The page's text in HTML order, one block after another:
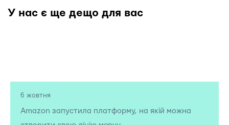
У нас є ще дещо для вас
6 жовтня
Amazon запустила платформу, на якій можна